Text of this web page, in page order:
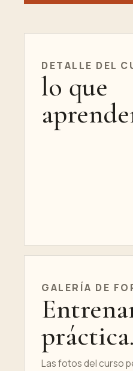
DETALLE DEL
lo que
GALERÍA DE
práctica.
Las fotos del curso